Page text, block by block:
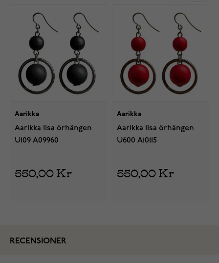
Aarikka
Aarikka Iisa örhängen
U109 A09960
550,00 Kr
Aarikka
Aarikka Iisa örhängen
U600 A10115
550,00 Kr
RECENSIONER